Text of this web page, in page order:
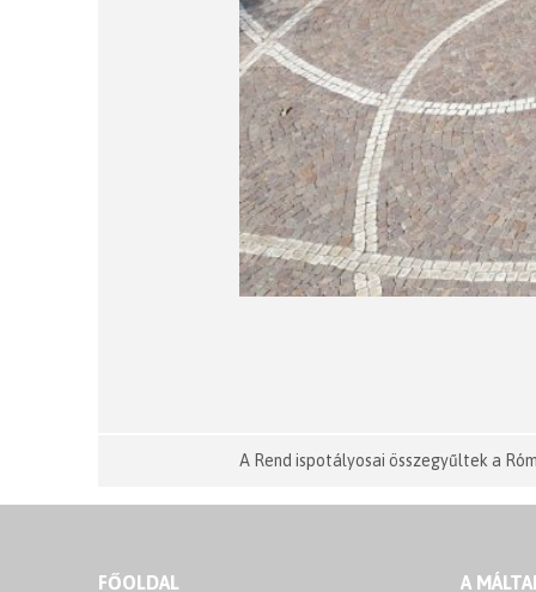
A Rend ispotályosai összegyűltek a
FŐOLDAL A